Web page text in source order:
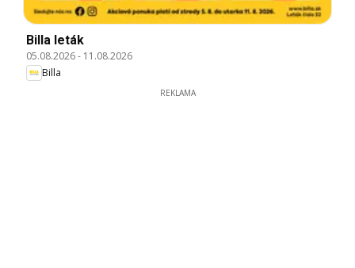
Billa leták
05.08.2026- 11.08.2026
Billa
REKLAMA